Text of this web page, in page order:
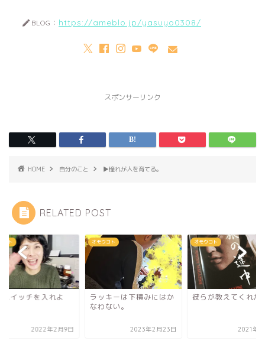
BLOG： https://ameblo.jp/yasuyo0308/
スポンサーリンク
HOME 自分のこと ▶︎憧れが人を育てる。
RELATED POST
コト
ーは下積みにはか
2023年2月23日
オモウコト
彼らが教えてくれた。
2021年6月7日
オモウコト
心のスイッチを入れ
2022年2